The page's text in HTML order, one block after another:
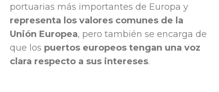
portuarias más importantes de Europa y
representa los valores comunes de la
Unión Europea, pero también se encarga de
que los puertos europeos tengan una voz
clara respecto a sus intereses.